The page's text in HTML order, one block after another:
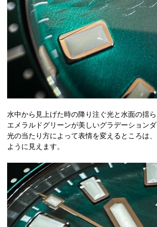
水中から見上げた時の降り注ぐ光と水面の揺
エメラルドグリーンが美しいグラデーションダ
光の当たり方によって表情を変えるところは
ように見えます。